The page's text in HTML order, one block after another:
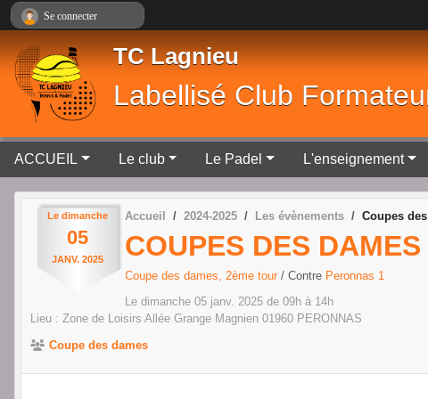
TC Lagnieu
Labellisé Club
ACCUEIL Le club Le Padel L'enseignement
Le dimanche
05
JANV. 2025
Accueil 2024-2025 Les évènements Coupes
COUPES DES
Coupe des dames, 2ème tour / Contre Peronnas 1
Le dimanche 05 janv. 2025 de 09h à 14h
Lieu : Zone de Loisirs Allée Grange Magnien 01960 PERONNAS
Coupe des dames
Se connecter
Panneau de gestion des cookies